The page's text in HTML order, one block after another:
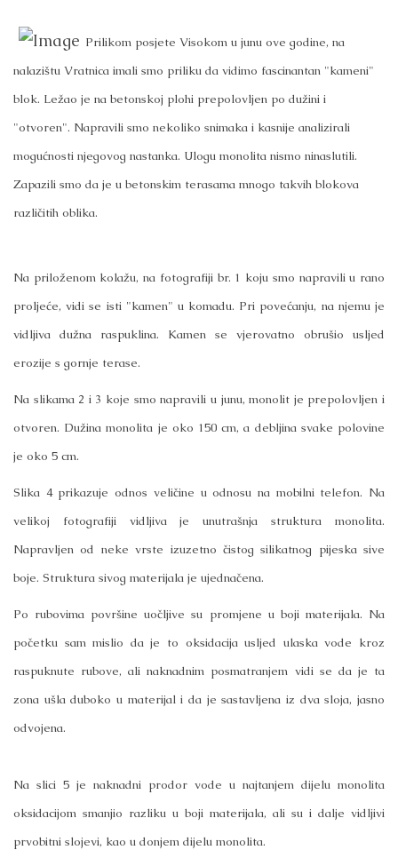
Prilikom posjete Visokom u junu ove godine, na
nalazištu Vratnica imali smo priliku da vidimo fascinantan "kameni"
blok. Ležao je na betonskoj plohi prepolovljen po dužini i
"otvoren". Napravili smo nekoliko snimaka i kasnije analizirali
mogućnosti njegovog nastanka. Ulogu monolita nismo ninaslutili.
Zapazili smo da je u betonskim terasama mnogo takvih blokova
različitih oblika.
Na priloženom kolažu, na fotografiji br. 1 koju smo napravili u rano
proljeće, vidi se isti "kamen" u komadu. Pri povećanju, na njemu je
vidljiva dužna raspuklina. Kamen se vjerovatno obrušio usljed
erozije s gornje terase.
Na slikama 2 i 3 koje smo napravili u junu, monolit je prepolovljen i
otvoren. Dužina monolita je oko 150 cm, a debljina svake polovine
je oko 5 cm.
Slika 4 prikazuje odnos veličine u odnosu na mobilni telefon. Na
velikoj fotografiji vidljiva je unutrašnja struktura monolita.
Napravljen od neke vrste izuzetno čistog silikatnog pijeska sive
boje. Struktura sivog materijala je ujednačena.
Po rubovima površine uočljive su promjene u boji materijala. Na
početku sam mislio da je to oksidacija usljed ulaska vode kroz
raspuknute rubove, ali naknadnim posmatranjem vidi se da je ta
zona ušla duboko u materijal i da je sastavljena iz dva sloja, jasno
odvojena.
Na slici 5 je naknadni prodor vode u najtanjem dijelu monolita
oksidacijom smanjio razliku u boji materijala, ali su i dalje vidljivi
prvobitni slojevi, kao u donjem dijelu monolita.